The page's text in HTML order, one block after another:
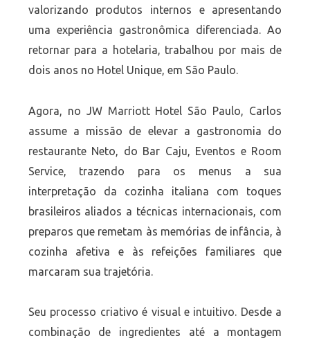
valorizando produtos internos e apresentando
uma experiência gastronômica diferenciada. Ao
retornar para a hotelaria, trabalhou por mais de
dois anos no Hotel Unique, em São Paulo.
Agora, no JW Marriott Hotel São Paulo, Carlos
assume a missão de elevar a gastronomia do
restaurante Neto, do Bar Caju, Eventos e Room
Service, trazendo para os menus a sua
interpretação da cozinha italiana com toques
brasileiros aliados a técnicas internacionais, com
preparos que remetam às memórias de infância, à
cozinha afetiva e às refeições familiares que
marcaram sua trajetória.
Seu processo criativo é visual e intuitivo. Desde a
combinação de ingredientes até a montagem